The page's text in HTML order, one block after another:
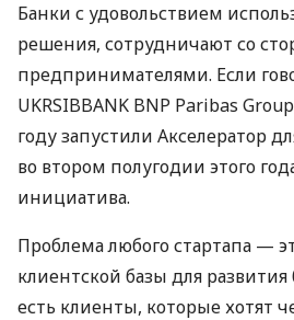
Банки с удовольствием
решения, сотрудничают со
предпринимателями. Если
UKRSIBBANK BNP Paribas
году запустили Акселератор
во втором полугодии этого
инициатива.
Проблема любого стартапа —
клиентской базы для развития
есть клиенты, которые хотят